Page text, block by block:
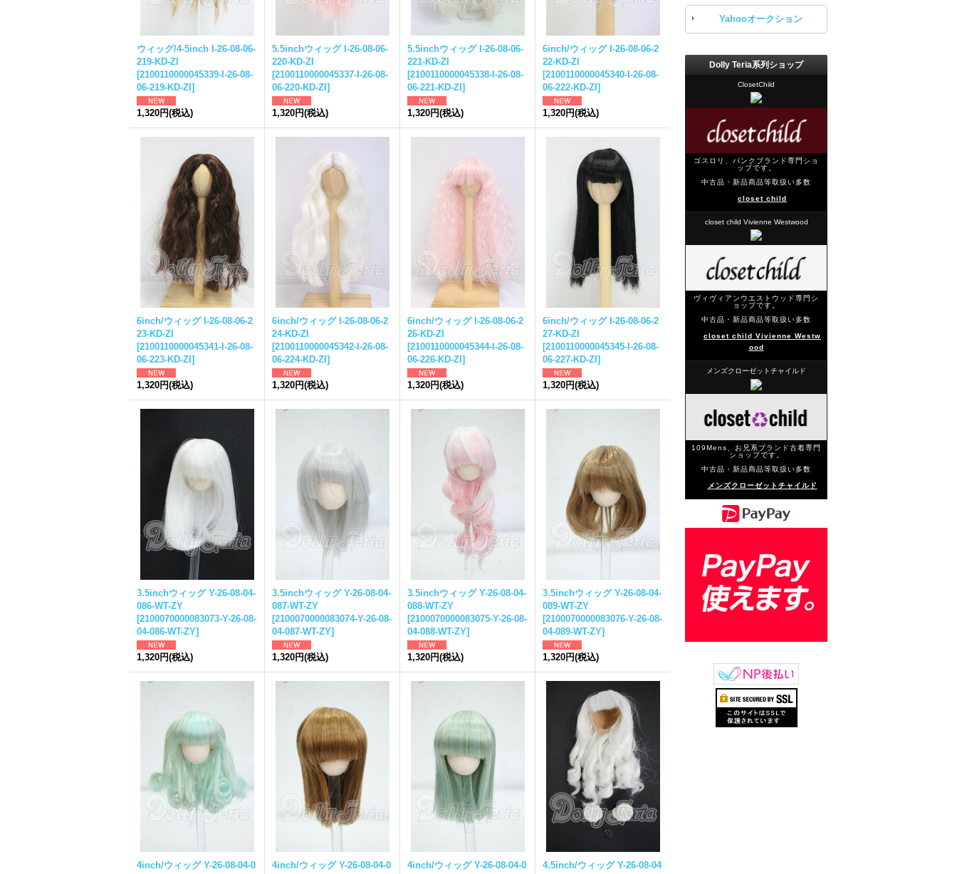
ウィッグ/4-5inch I-26-08-06-
219-KD-ZI
[2100110000045339-I-26-08-
06-219-KD-ZI ]
1,320円(税込)
5.5inchウィッグ I-26-08-06-
220-KD-ZI
[2100110000045337-I-26-08-
06-220-KD-ZI ]
1,320円(税込)
5.5inchウィッグ I-26-08-06-
221-KD-ZI
[2100110000045338-I-26-08-
06-221-KD-ZI ]
1,320円(税込)
6inch/ウィッグ I-26-08-06-2
22-KD-ZI
[2100110000045340-I-26-08-
06-222-KD-ZI ]
1,320円(税込)
6inch/ウィッグ I-26-08-06-2
23-KD-ZI
[2100110000045341-I-26-08-
06-223-KD-ZI ]
1,320円(税込)
6inch/ウィッグ I-26-08-06-2
24-KD-ZI
[2100110000045342-I-26-08-
06-224-KD-ZI ]
1,320円(税込)
6inch/ウィッグ I-26-08-06-2
26-KD-ZI
[2100110000045344-I-26-08-
06-226-KD-ZI ]
1,320円(税込)
6inch/ウィッグ I-26-08-06-2
27-KD-ZI
[2100110000045345-I-26-08-
06-227-KD-ZI ]
1,320円(税込)
3.5inchウィッグ Y-26-08-04-
086-WT-ZY
[2100070000083073-Y-26-08-
04-086-WT-ZY]
1,320円(税込)
3.5inchウィッグ Y-26-08-04-
087-WT-ZY
[2100070000083074-Y-26-08-
04-087-WT-ZY]
1,320円(税込)
3.5inchウィッグ Y-26-08-04-
088-WT-ZY
[2100070000083075-Y-26-08-
04-088-WT-ZY]
1,320円(税込)
3.5inchウィッグ Y-26-08-04-
089-WT-ZY
[2100070000083076-Y-26-08-
04-089-WT-ZY]
1,320円(税込)
4inch/ウィッグ Y-26-08-04-0
4inch/ウィッグ Y-26-08-04-0
4inch/ウィッグ Y-26-08-04-0
4.5inch/ウィッグ Y-26-08-04
Yahooオークション
Dolly Teria系列ショップ
ClosetChild
ゴスロリ、パンクブランド専門ショ
ップです。
中古品・新品商品等取扱い多数
closet child
closet child Vivienne Westwood
ヴィヴィアンウエストウッド専門シ
ョップです。
中古品・新品商品等取扱い多数
closet child Vivienne Westw
ood
メンズクローゼットチャイルド
109Mens、お兄系ブランド古着専門
ショップです。
中古品・新品商品等取扱い多数
メンズクローゼットチャイルド